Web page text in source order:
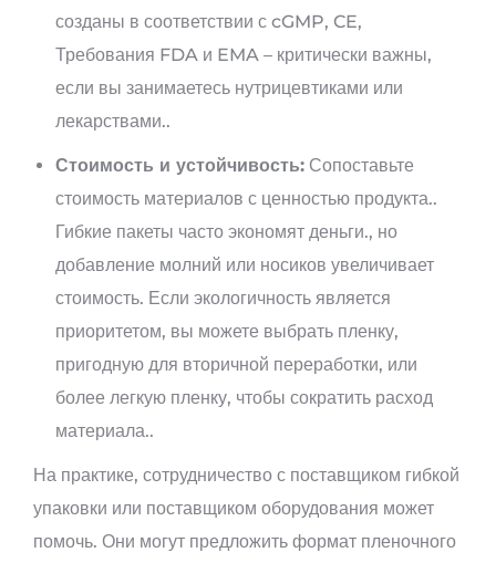
созданы в соответствии с cGMP, CE,
Требования FDA и EMA – критически важны,
если вы занимаетесь нутрицевтиками или
лекарствами..
Стоимость и устойчивость: Сопоставьте
стоимость материалов с ценностью продукта..
Гибкие пакеты часто экономят деньги., но
добавление молний или носиков увеличивает
стоимость. Если экологичность является
приоритетом, вы можете выбрать пленку,
пригодную для вторичной переработки, или
более легкую пленку, чтобы сократить расход
материала..
На практике, сотрудничество с поставщиком гибкой
упаковки или поставщиком оборудования может
помочь. Они могут предложить формат пленочного